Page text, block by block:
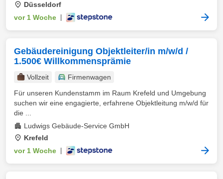
Düsseldorf
vor 1 Woche
Gebäudereinigung Objektleiter/in m/w/d /
1.500€ Willkommensprämie
Vollzeit
Firmenwagen
Für unseren Kundenstamm im Raum Krefeld und Umgebung
suchen wir eine engagierte, erfahrene Objektleitung m/w/d für
die ...
Ludwigs Gebäude-Service GmbH
Krefeld
vor 1 Woche